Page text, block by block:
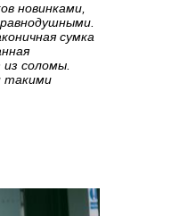
новинками,
сумка
соломы.
такими